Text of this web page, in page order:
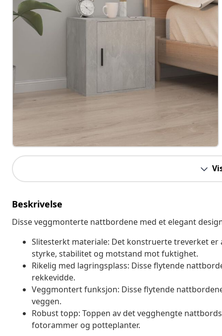
Beskrivelse
Disse veggmonterte nattbordene med et elegant
Slitesterkt materiale: Det konstruerte treverket
styrke, stabilitet og motstand mot fuktighet.
Rikelig med lagringsplass: Disse flytende
rekkevidde.
Veggmontert funksjon: Disse flytende
veggen.
Robust topp: Toppen av det vegghengte
fotorammer og potteplanter.